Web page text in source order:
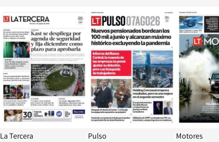
Opens in new window
La Tercera
Opens in
Pulso Motores